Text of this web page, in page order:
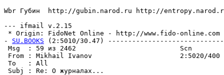
Wbr Губин  http://gubin.narod.ru http://
--- ifmail v.2.15
* Origin: FidoNet Online - http://www.fido-online.com
- SU.BOOKS (2:5010/30.47)
Msg  : 59 из 2462
From : Mikhail Ivanov                      2:5020/400
To   : All
Subj : Re: О